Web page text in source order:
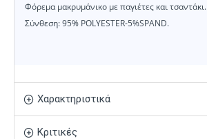
Φόρεμα μακρυμάνικο με παγιέτες και τσαντάκι.
Σύνθεση: 95% POLYESTER-5%SPAND.
Χαρακτηριστικά
Κριτικές